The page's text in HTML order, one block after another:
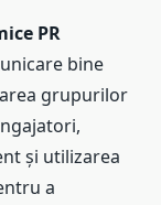
PR
bine
grupurilor
și utilizarea
a